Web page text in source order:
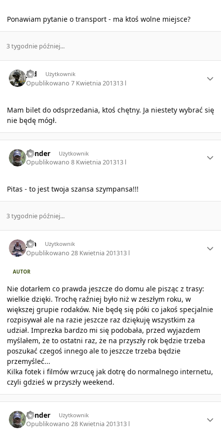
Ponawiam pytanie o transport - ma ktoś wolne miejsce?
3 tygodnie później...
Jed Użytkownik
Opublikowano7 Kwietnia 201313 l
Mam bilet do odsprzedania, ktoś chętny. Ja niestety wybrać się
nie będę mógł.
bender Użytkownik
Opublikowano8 Kwietnia 201313 l
Pitas - to jest twoja szansa szympansa!!!
3 tygodnie później...
jan Użytkownik
Opublikowano28 Kwietnia 201313 l
AUTOR
Nie dotarłem co prawda jeszcze do domu ale pisząc z trasy:
wielkie dzięki. Trochę raźniej było niż w zeszłym roku, w
większej grupie rodaków. Nie będę się póki co jakoś specjalnie
rozpisywał ale na razie jeszcze raz dziękuję wszystkim za
udział. Imprezka bardzo mi się podobała, przed wyjazdem
myślałem, że to ostatni raz, że na przyszły rok będzie trzeba
poszukać czegoś innego ale to jeszcze trzeba będzie
przemyśleć...
Kilka fotek i filmów wrzucę jak dotrę do normalnego internetu,
czyli gdzieś w przyszły weekend.
bender Użytkownik
Opublikowano28 Kwietnia 201313 l